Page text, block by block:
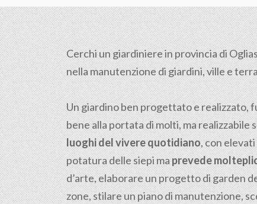
Cerchi un giardiniere in provincia di
nella manutenzione di giardini, ville e
Un giardino ben progettato e realizzato,
bene alla portata di molti, ma
luoghi del vivere quotidiano, con
potatura delle siepi maprevede
d’arte, elaborare un progetto di garden
zone, stilare un piano di manutenzione,